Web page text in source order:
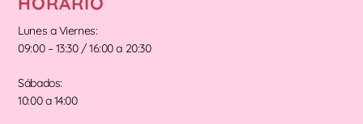
Lunes a Viernes:
09:00 – 13:30 / 16:00 a 20:30
Sábados:
10:00 a 14:00